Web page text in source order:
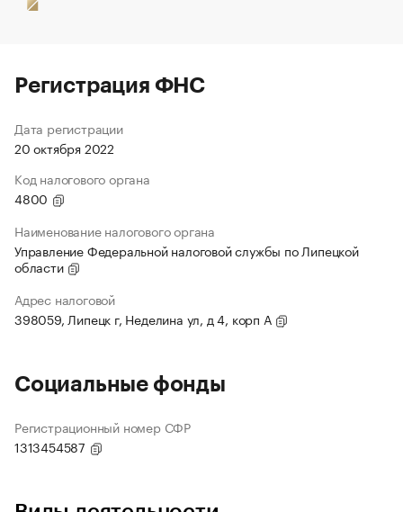
Регистрация ФНС
Дата регистрации
20 октября 2022
Код налогового органа
4800
Наименование налогового органа
Управление Федеральной налоговой службы по Липецкой
области
Адрес налоговой
398059, Липецк г, Неделина ул, д 4, корп А
Социальные фонды
Регистрационный номер СФР
1313454587